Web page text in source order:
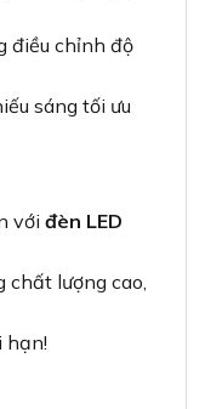
điều chỉnh độ
sáng tối ưu
với đèn LED
chất lượng cao,
hạn!